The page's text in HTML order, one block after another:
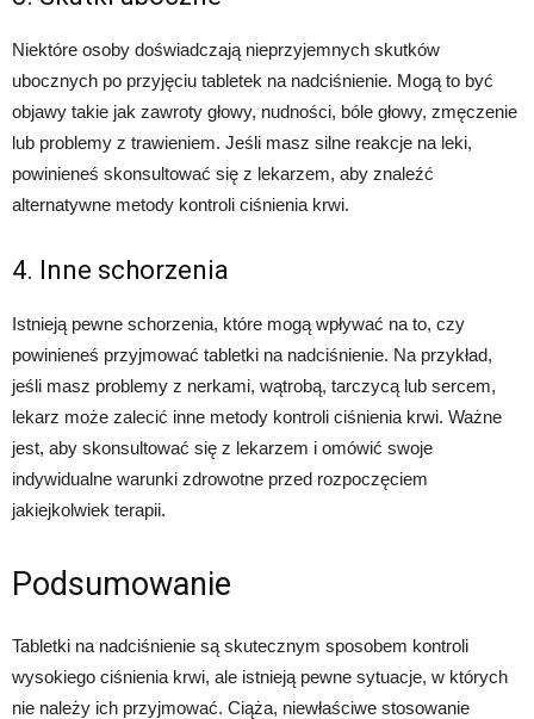
Niektóre osoby doświadczają nieprzyjemnych skutków
ubocznych po przyjęciu tabletek na nadciśnienie. Mogą to być
objawy takie jak zawroty głowy, nudności, bóle głowy, zmęczenie
lub problemy z trawieniem. Jeśli masz silne reakcje na leki,
powinieneś skonsultować się z lekarzem, aby znaleźć
alternatywne metody kontroli ciśnienia krwi.
4. Inne schorzenia
Istnieją pewne schorzenia, które mogą wpływać na to, czy
powinieneś przyjmować tabletki na nadciśnienie. Na przykład,
jeśli masz problemy z nerkami, wątrobą, tarczycą lub sercem,
lekarz może zalecić inne metody kontroli ciśnienia krwi. Ważne
jest, aby skonsultować się z lekarzem i omówić swoje
indywidualne warunki zdrowotne przed rozpoczęciem
jakiejkolwiek terapii.
Podsumowanie
Tabletki na nadciśnienie są skutecznym sposobem kontroli
wysokiego ciśnienia krwi, ale istnieją pewne sytuacje, w których
nie należy ich przyjmować. Ciąża, niewłaściwe stosowanie